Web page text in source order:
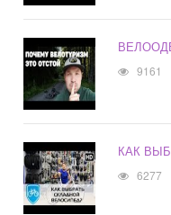
9161
КАК
6277